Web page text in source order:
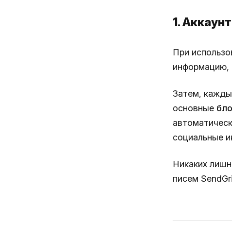
1.
При
информацию,
Затем,
основные
социальные
Никаких
писем